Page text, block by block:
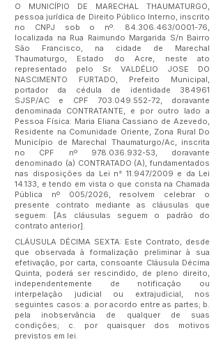
O MUNICÍPIO DE MARECHAL THAUMATURGO,
pessoa jurídica de Direito Público Interno, inscrito
no CNPJ sob o nº. 84.306.463/0001-76,
localizada na Rua Raimundo Margarida S/n Bairro
São Francisco, na cidade de Marechal
Thaumaturgo, Estado do Acre, neste ato
representado pelo Sr. VALDÉLIO JOSE DO
NASCIMENTO FURTADO, Prefeito Municipal,
portador da cédula de identidade 384961
SJSP/AC e CPF 703.049.552-72 , doravante
denominada CONTRATANTE, e por outro lado a
Pessoa Física: Maria Eliana Cassiano de Azevedo,
Residente na Comunidade Oriente, Zona Rural Do
Município de Marechal Thaumaturgo/Ac, inscrita
no CPF nº 978.036.932-53 , doravante
denominado (a) CONTRATADO (A), fundamentados
nas disposições da Lei n° 11.947/2009 e da Lei
14.133, e tendo em vista o que consta na Chamada
Pública nº 005/2026, resolvem celebrar o
presente contrato mediante as cláusulas que
seguem: [As cláusulas seguem o padrão do
contrato anterior].
CLÁUSULA DÉCIMA SEXTA: Este Contrato, desde
que observada à formalização preliminar à sua
efetivação, por carta, consoante Cláusula Décima
Quinta, poderá ser rescindido, de pleno direito,
independentemente de notificação ou
interpelação judicial ou extrajudicial, nos
seguintes casos: a. por acordo entre as partes; b.
pela inobservância de qualquer de suas
condições; c. por quaisquer dos motivos
previstos em lei.